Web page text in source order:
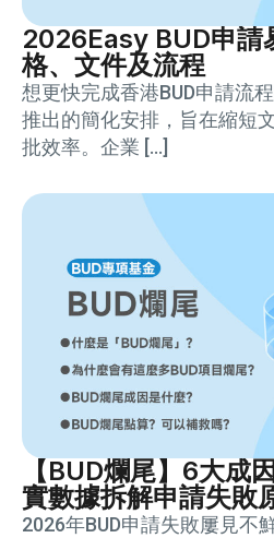
2026Easy BUD申請
格、文件及流程
想更快完成香港BUD申請流
推出的簡化安排，旨在縮短
批效率。企業 […]
【BUD爛尾】6大成
實數據拆解申請失敗
2026年BUD申請失敗屢見不